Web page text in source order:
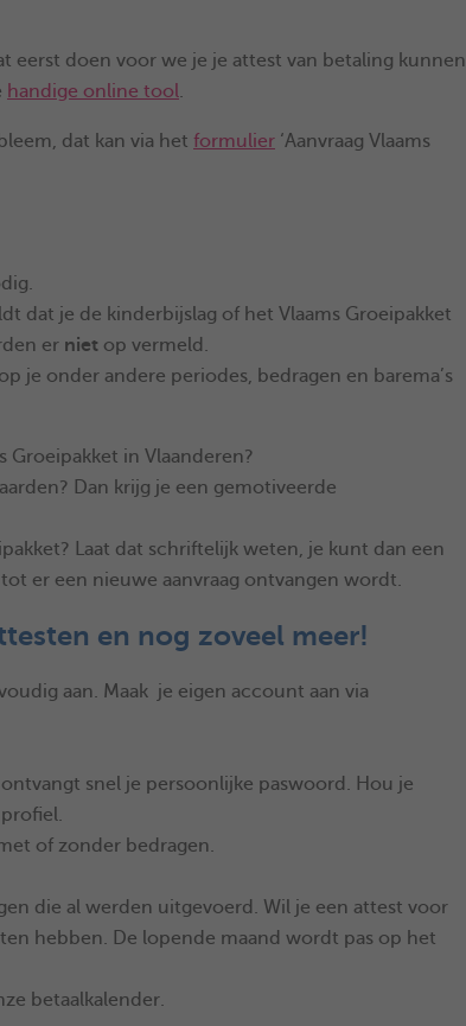
eerst doen voor we je je attest van betaling kunnen
handige online tool.
dat kan via het formulier ‘Aanvraag Vlaams
dat je de kinderbijslag of het Vlaams Groeipakket
er niet op vermeld.
je onder andere periodes, bedragen en barema’s
in Vlaanderen?
Dan krijg je een gemotiveerde
Laat dat schriftelijk weten, je kunt dan een
er een nieuwe aanvraag ontvangen wordt.
en nog zoveel meer!
aan. Maak je eigen account aan via
snel je persoonlijke paswoord. Hou je
of zonder bedragen.
die al werden uitgevoerd. Wil je een attest voor
hebben. De lopende maand wordt pas op het
betaalkalender.